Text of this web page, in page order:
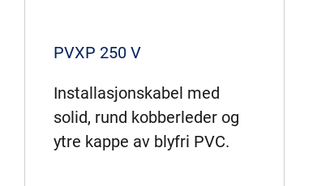
PVXP 250 V
Installasjonskabel med
solid, rund kobberleder og
ytre kappe av blyfri PVC.